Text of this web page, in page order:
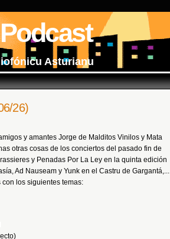
Asturianu
26)
y amantes Jorge de Malditos Vinilos y Mata
otras cosas de los conciertos del pasado fin de
y Penadas Por La Ley en la quinta edición
Ad Nauseam y Yunk en el Castru de Gargantá,...
los siguientes temas: